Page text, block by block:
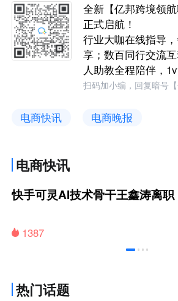
全新【亿邦跨境领
正式启航！
行业大咖在线指导
享；数百同行交流
人助教全程陪伴，
扫码加小编，回复暗号
电商快讯 电商晚报
电商快讯
快手可灵AI技术骨干王鑫涛离职
1387
热门话题